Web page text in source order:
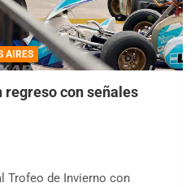
AIRES
regreso con señales
Trofeo de Invierno con